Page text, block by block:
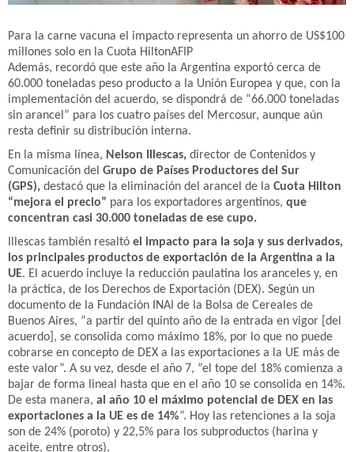
Para la carne vacuna el impacto representa un ahorro de US$100
millones solo en la Cuota HiltonAFIP
Además, recordó que este año la Argentina exportó cerca de
60.000 toneladas peso producto a la Unión Europea y que, con la
implementación del acuerdo, se dispondrá de “66.000 toneladas
sin arancel” para los cuatro países del Mercosur, aunque aún
resta definir su distribución interna.
En la misma línea, Nelson Illescas, director de Contenidos y
Comunicación del Grupo de Países Productores del Sur
(GPS), destacó que la eliminación del arancel de la Cuota Hilton
“mejora el precio” para los exportadores argentinos, que
concentran casi 30.000 toneladas de ese cupo.
Illescas también resaltó el impacto para la soja y sus derivados,
los principales productos de exportación de la Argentina a la
UE. El acuerdo incluye la reducción paulatina los aranceles y, en
la práctica, de los Derechos de Exportación (DEX). Según un
documento de la Fundación INAI de la Bolsa de Cereales de
Buenos Aires, “a partir del quinto año de la entrada en vigor [del
acuerdo], se consolida como máximo 18%, por lo que no puede
cobrarse en concepto de DEX a las exportaciones a la UE más de
este valor”. A su vez, desde el año 7, “el tope del 18% comienza a
bajar de forma lineal hasta que en el año 10 se consolida en 14%.
De esta manera, al año 10 el máximo potencial de DEX en las
exportaciones a la UE es de 14%”. Hoy las retenciones a la soja
son de 24% (poroto) y 22,5% para los subproductos (harina y
aceite, entre otros).